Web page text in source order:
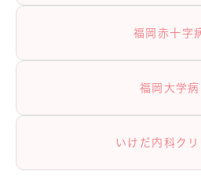
福岡赤十字
福岡大学
いけだ内科ク